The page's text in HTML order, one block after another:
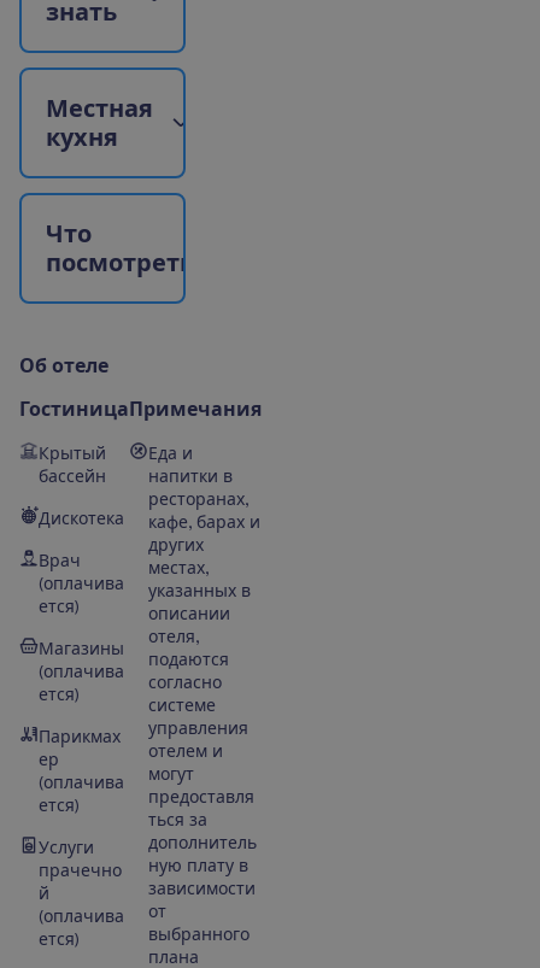
знать
Местная
кухня
Что
посмотреть
Об отеле
Гостиница
Крытый
бассейн
Дискотека
Врач
(оплачива
ется)
Магазины
(оплачива
ется)
Парикмах
ер
(оплачива
ется)
Услуги
прачечно
й
(оплачива
ется)
Примечания
Еда и
напитки в
ресторанах,
кафе, барах и
других
местах,
указанных в
описании
отеля,
подаются
согласно
системе
управления
отелем и
могут
предоставля
ться за
дополнитель
ную плату в
зависимости
от
выбранного
плана